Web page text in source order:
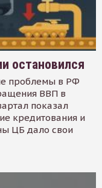
остановился
проблемы в РФ
ВВП в
показал
кредитования и
ЦБ дало свои